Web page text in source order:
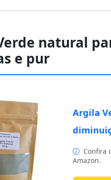
natural
e pur
Argila
Confira
Amazon.